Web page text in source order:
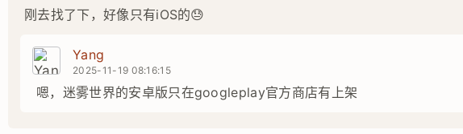
刚去找了下，好像只有iOS的😓
Yang
2025-11-19 08:16:15
嗯，迷雾世界的安卓版只在googleplay官方商店有上架